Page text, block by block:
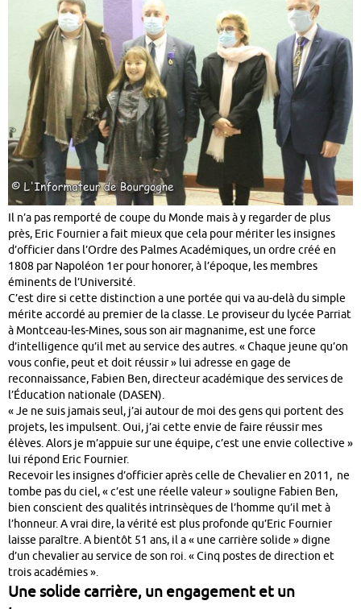
Il n’a pas remporté de coupe du Monde mais à y regarder de plus
près, Eric Fournier a fait mieux que cela pour mériter les insignes
d’officier dans l’Ordre des Palmes Académiques, un ordre créé en
1808 par Napoléon 1er pour honorer, à l’époque, les membres
éminents de l’Université.
C’est dire si cette distinction a une portée qui va au-delà du simple
mérite accordé au premier de la classe. Le proviseur du lycée Parriat
à Montceau-les-Mines, sous son air magnanime, est une force
d’intelligence qu’il met au service des autres. « Chaque jeune qu’on
vous confie, peut et doit réussir » lui adresse en gage de
reconnaissance, Fabien Ben, directeur académique des services de
l’Éducation nationale (DASEN).
« Je ne suis jamais seul, j’ai autour de moi des gens qui portent des
projets, les impulsent. Oui, j’ai cette envie de faire réussir mes
élèves. Alors je m’appuie sur une équipe, c’est une envie collective »
lui répond Eric Fournier.
Recevoir les insignes d’officier après celle de Chevalier en 2011, ne
tombe pas du ciel, « c’est une réelle valeur » souligne Fabien Ben,
bien conscient des qualités intrinsèques de l’homme qu’il met à
l’honneur. A vrai dire, la vérité est plus profonde qu’Eric Fournier
laisse paraître. A bientôt 51 ans, il a « une carrière solide » digne
d’un chevalier au service de son roi. « Cinq postes de direction et
trois académies ».
Une solide carrière, un engagement et un